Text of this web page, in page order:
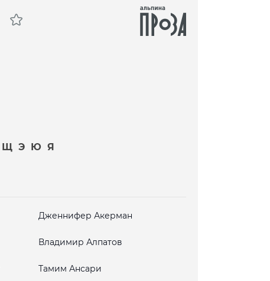
Щ Э Ю Я
Дженнифер Акерман
Владимир Алпатов
Тамим Ансари